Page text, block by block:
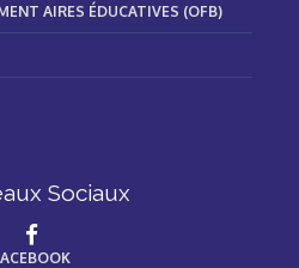
AIRES ÉDUCATIVES (OFB)
Sociaux